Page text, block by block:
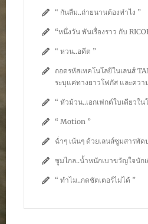
“ กันลืม..ถ่ายนานต้องทำไง ”
“หนึ่งวัน พันเรื่องราว กับ
“ หวน..อดีต ”
ถอดรหัสเทคโนโลยีในเลนส์
ระบุแค่ทางยาวโฟกัส และควา
“ หัวม้วน..เอกเฟกต์ใบเดียวใน
“ Motion ”
ฉ่ำๆ เน้นๆ ด้วยเลนส์ซูมสารพัด
ซูมไกล..น้ำหนักเบาขวัญใจนัก
“ ทำไม..กดชัตเตอร์ไม่ได้ ”